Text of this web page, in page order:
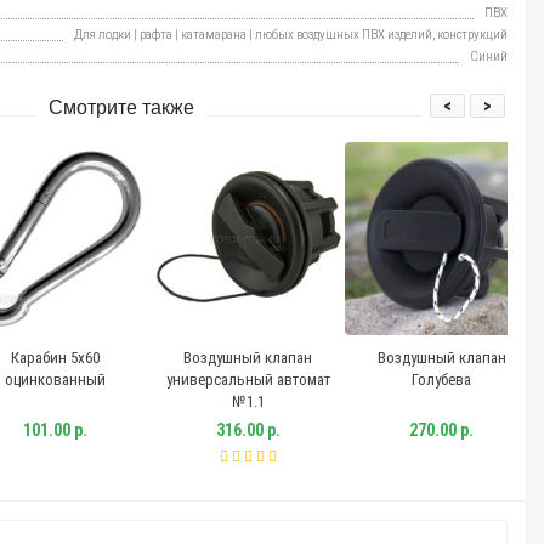
ПВХ
Для лодки | рафта | катамарана | любых воздушных ПВХ изделий, конструкций
Синий
Смотрите также
5х60
р.
Воздушный клапан
универсальный автомат
№1.1
316.00 р.
Воздушный клапан
Голубева
270.00 р.
< >